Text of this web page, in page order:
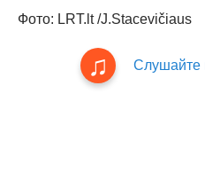
Фото: LRT.lt /J.Stacevičiаus
Слушайте